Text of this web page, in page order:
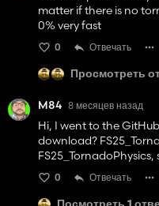
matter if there is no
0% very fast
0 Отвечать
Просмотреть
M84 8 месяцев назад
Hi, I went to the
download?
0 Отвечать